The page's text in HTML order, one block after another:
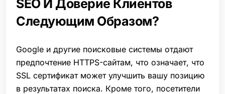
SEO И Доверие Клиентов
Следующим Образом?
Google и другие поисковые системы отдают
предпочтение HTTPS-сайтам, что означает, что
SSL сертификат может улучшить вашу позицию
в результатах поиска. Кроме того, посетители